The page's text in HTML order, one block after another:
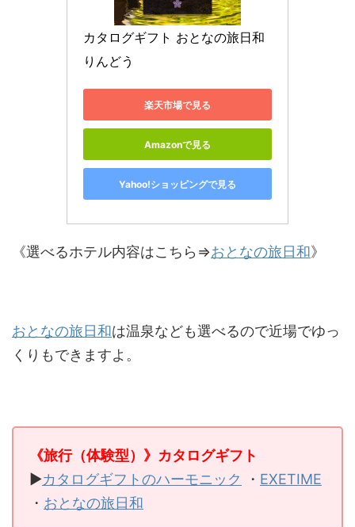
カタログギフト おとなの旅日和
りんどう
楽天市場で見る
Amazonで見る
Yahoo!ショッピングで見る
《選べるホテル内容はこちら⇒おとなの旅日和》
おとなの旅日和は温泉なども選べるので近場でゆっ
くりもできますよ。
《旅行（体験型）》カタログギフト
▶カタログギフトのハーモニック ・ EXETIME
・ おとなの旅日和